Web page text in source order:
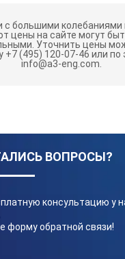
с большими колебаниями
цены на сайте могут
Уточнить цены
+7 (495) 120-07-46 или по
info@a3-eng.com.
ВОПРОСЫ?
консультацию у
форму обратной связи!